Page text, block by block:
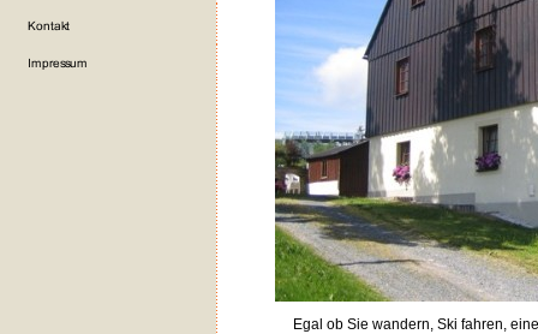
Egal ob Sie wandern, Ski fahren,